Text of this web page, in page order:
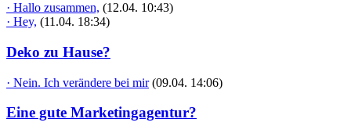
· Hallo zusammen, (12.04. 10:43)
· Hey, (11.04. 18:34)
Deko zu Hause?
· Nein. Ich verändere bei mir (09.04. 14:06)
Eine gute Marketingagentur?